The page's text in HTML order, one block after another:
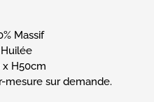
Massif
x H50cm
mesure sur demande.